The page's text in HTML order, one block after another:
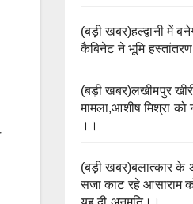
(बड़ी खबर)हल्द्वानी में
कैबिनेट ने भूमि
(बड़ी खबर)लखीमपुर
मामला,आशीष मिश्रा को
।।
(बड़ी खबर)बलात्कार के
सजा काट रहे आसाराम